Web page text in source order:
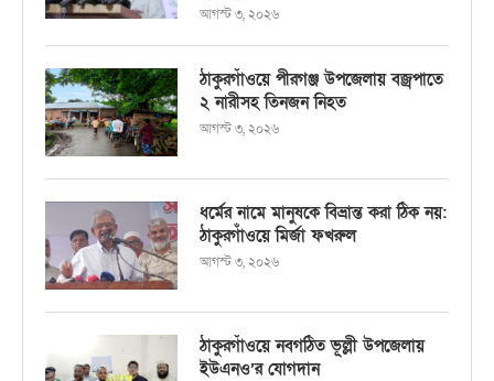
আগস্ট ৩, ২০২৬
ঠাকুরগাঁওয়ে পীরগঞ্জ উপজেলায় বজ্রপাতে
২ নারীসহ তিনজন নিহত
আগস্ট ৩, ২০২৬
ধর্মের নামে মানুষকে বিভ্রান্ত করা ঠিক নয়:
ঠাকুরগাঁওয়ে মির্জা ফখরুল
আগস্ট ৩, ২০২৬
ঠাকুরগাঁওয়ে নবগঠিত ভূল্লী উপজেলায়
ইউএনও’র যোগদান